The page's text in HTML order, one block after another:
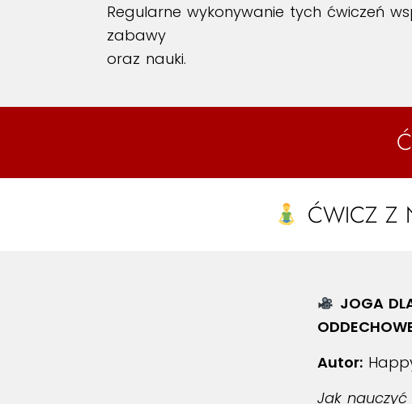
Regularne wykonywanie tych ćwiczeń
zabawy
oraz nauki.
ĆWICZ Z
JOGA
Autor:
Jak